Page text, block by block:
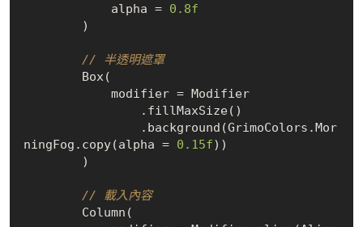
            alpha =
0.8f
// 半透明遮罩
ningFog.copy(alpha = 0.15f))
// 載入內容